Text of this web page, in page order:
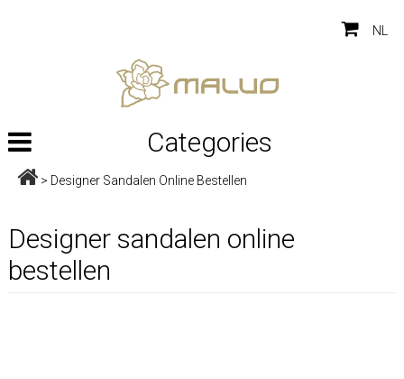
NL
Categories
> Designer Sandalen Online Bestellen
Designer sandalen online
bestellen